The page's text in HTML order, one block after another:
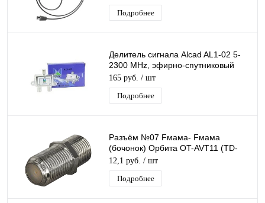
Рэмо
Подробнее
Делитель сигнала Alcad AL1-02 5-
2300 MHz, эфирно-спутниковый
делитель сигнала тв на 2 F-выхода
165 руб. / шт
Подробнее
Разъём №07 Fмама- Fмама
(бочонок) Орбита OT-AVT11 (TD-
012)
12,1 руб. / шт
Подробнее